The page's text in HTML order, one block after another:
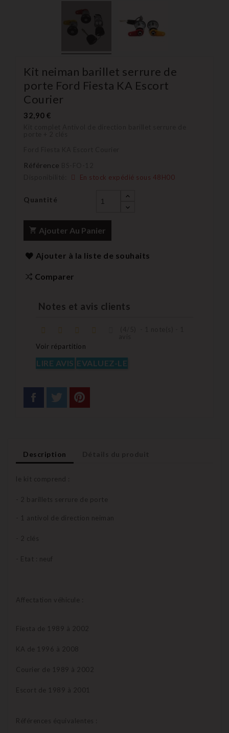
Kit neiman barillet serrure de
porte Ford Fiesta KA Escort
Courier
32,90 €
Référence
En stock expédié sous 48H00
Quantité
Ajouter Au Panier
Ajouter à la liste de souhaits
Comparer
Notes et avis clients
Voir répartition
LIRE AVIS EVALUEZ-LE
Description
le kit comprend :
- 2 barillets serrure de porte
- 1 antivol de direction neiman
- 2 clés
- Etat : neuf
Affectation véhicule :
Fiesta de 1989 à 2002
KA de 1996 à 2008
Courier de 1989 à 2002
Escort de 1989 à 2001
Références équivalentes :